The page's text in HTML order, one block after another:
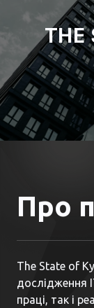
THE
Про
The State of
дослідження
праці, так і